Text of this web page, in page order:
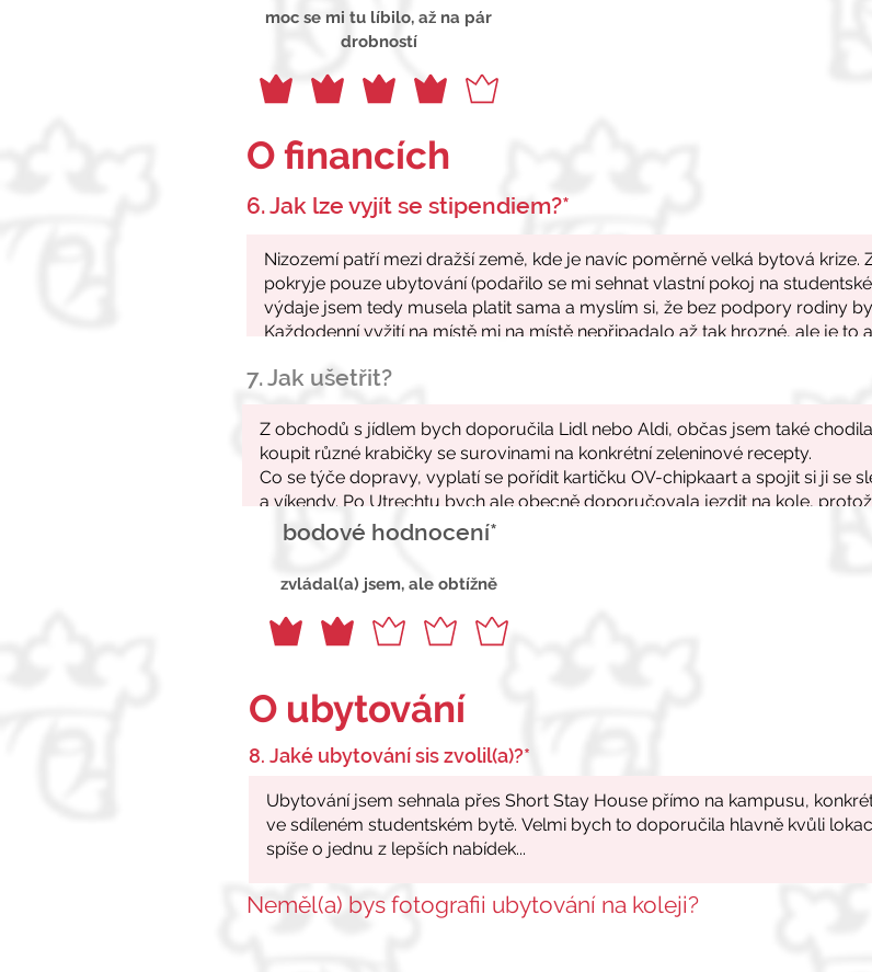
moc se mi tu líbilo, až na pár
drobností
O financích
6. Jak lze vyjít se stipendiem?*
7. Jak ušetřit?
bodové hodnocení*
zvládal(a) jsem, ale obtížně
O ubytování
8. Jaké ubytování sis zvolil(a)?*
Neměl(a) bys fotografii ubytování na koleji?